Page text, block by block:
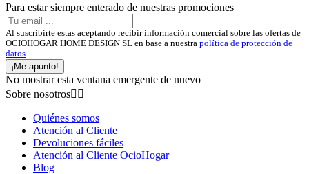
Para estar siempre enterado de nuestras promociones
Al suscribirte estas aceptando recibir información comercial sobre las ofertas de
OCIOHOGAR HOME DESIGN SL en base a nuestra política de protección de
datos
¡Me apunto!
No mostrar esta ventana emergente de nuevo
Sobre nosotros 
Quiénes somos
Atención al Cliente
Devoluciones fáciles
Atención al Cliente OcioHogar
Blog